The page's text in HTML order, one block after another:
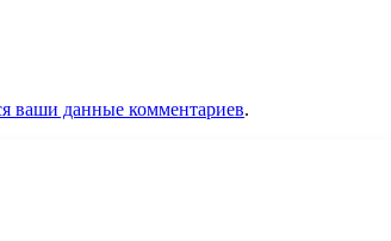
ваши данные комментариев.